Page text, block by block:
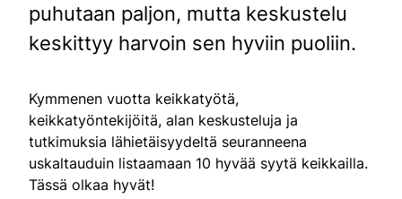
puhutaan paljon, mutta keskustelu
keskittyy harvoin sen hyviin puoliin.
Kymmenen vuotta keikkatyötä,
keikkatyöntekijöitä, alan keskusteluja ja
tutkimuksia lähietäisyydeltä seuranneena
uskaltauduin listaamaan 10 hyvää syytä keikkailla.
Tässä olkaa hyvät!